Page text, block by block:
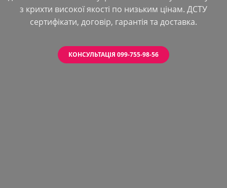
з крихти високої якості по низьким цінам. ДСТУ
сертифікати, договір, гарантія та доставка.
КОНСУЛЬТАЦІЯ 099-755-98-56